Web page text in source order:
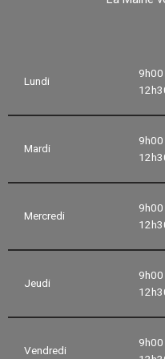
Lundi
9h00
Mardi
9h00
Mercredi
9h00
Jeudi
9h00
Vendredi
9h00